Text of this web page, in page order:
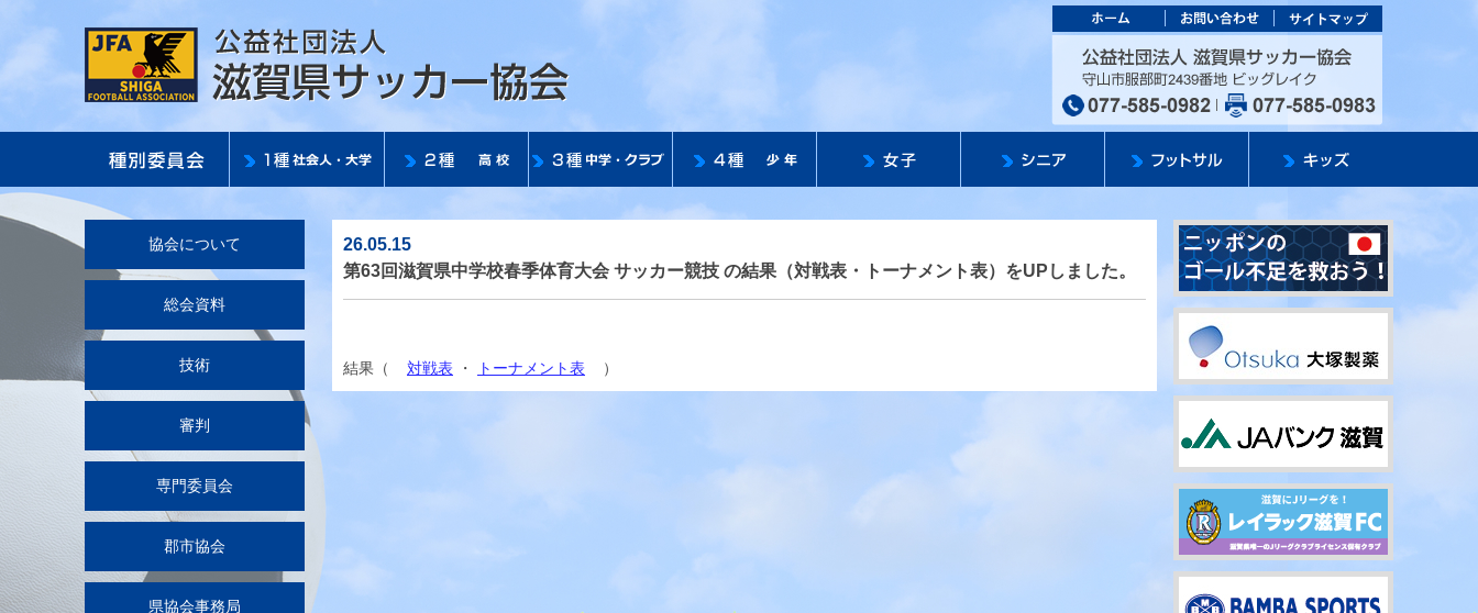
公益社団法人 滋賀県サッカー協会
協会について
総会資料
技術
審判
専門委員会
郡市協会
県協会事務局
26.05.15
第63回滋賀県中学校春季体育大会 サッカー競技 の結果（対戦表・トーナメント表）をUPしました。
結果（ 対戦表 ・ トーナメント表 ）